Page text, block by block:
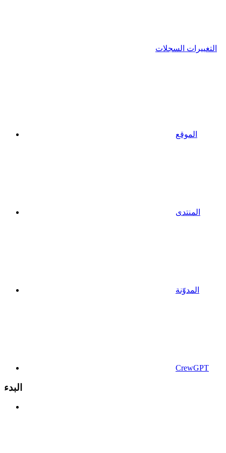
التغييرات السجلات
الموقع
المنتدى
المدوّنة
CrewGPT
البدء